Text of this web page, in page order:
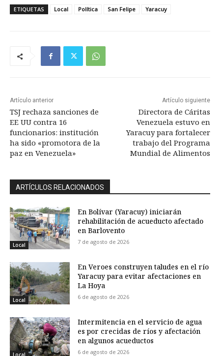
ETIQUETAS Local Política San Felipe Yaracuy
Artículo anterior
TSJ rechaza sanciones de
EE UU contra 16
funcionarios: institución
ha sido «promotora de la
paz en Venezuela»
Artículo siguiente
Directora de Cáritas
Venezuela estuvo en
Yaracuy para fortalecer
trabajo del Programa
Mundial de Alimentos
ARTÍCULOS RELACIONADOS
Local
En Bolívar (Yaracuy) iniciarán
rehabilitación de acueducto afectado
en Barlovento
7 de agosto de 2026
Local
En Veroes construyen taludes en el río
Yaracuy para evitar afectaciones en
La Hoya
6 de agosto de 2026
Intermitencia en el servicio de agua
es por crecidas de ríos y afectación
en algunos acueductos
6 de agosto de 2026